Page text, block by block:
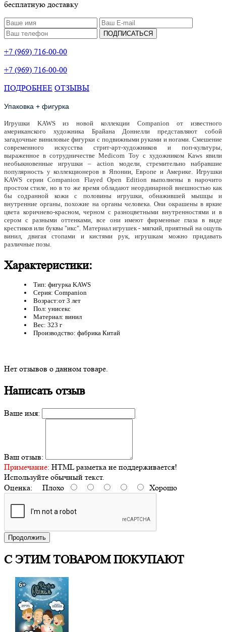
бесплатную доставку
ПОДПИСАТЬСЯ
+7 (969) 716-00-00
+7 (969) 716-00-00
ПОДРОБНЕЕ ОТЗЫВЫ
Упаковка + фигурка
Игрушки KAWS из новой коллекции Сompanion от известного
американского художника Брайана Доннелли представляют собой
загадочные виниловые фигурки с подвижными руками и ногами. Смешение
современного искусства стрит-арт-художников и поп-культуры,
выраженное в сотрудничестве Medicom Toy с художником Kaws явили
необыкновенные игрушки – action модели, стремительно набравшие
популярность у коллекционеров в Японии, Европе и Америке. Игрушки
KAWS серии Companion Flayed Open Edition выполнены в нарочито
простом стиле, но в то же время обладают неординарной внешностью как
бы содранной кожи с половины игрушки, обнажившей мышцы и
внутренние органы, похожие на органы человека. Они окрашены в яркие
цвета коричнево-красном, черном с разноцветными внутренностями и в
сером с разными оттенками, все они имеют фирменные глаза в виде
крестиков или буквы "икс". Материал игрушек - мягкий, приятный на ощупь
винил, двигая стопами и кистями рук, игрушкам можно придавать
различные позы.
Характеристики:
Тип: фигурка KAWS
Серия: Companion
Возраст:от 3 лет
Пол: унисекс
Материал: винил
Вес: 323 г
Производство: фабрика Китай
Нет отзывов о данном товаре.
Написать отзыв
Ваше имя:
Ваш отзыв:
Примечание: HTML разметка не поддерживается!
Используйте обычный текст.
Оценка: Плохо Хорошо
Продолжить
С ЭТИМ ТОВАРОМ ПОКУПАЮТ